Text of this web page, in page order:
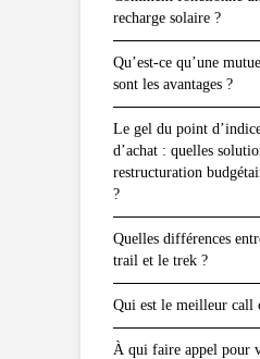
recharge solaire ?
Qu’est-ce qu’une
sont les avantages ?
Le gel du point
d’achat : quelles
restructuration
?
Quelles différences
trail et le trek ?
Qui est le meilleur call
À qui faire appel pour